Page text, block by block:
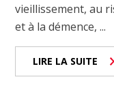
vieillissement, au
et à la démence, ...
LIRE LA SUITE